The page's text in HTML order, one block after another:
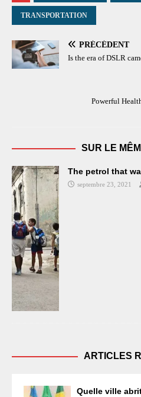
TRANSPORTATION
PRÉCÉDENT
Is the era of DSLR
Powerful
SUR LE
The petrol that
septembre 23, 2021
ARTICLES
Quelle ville